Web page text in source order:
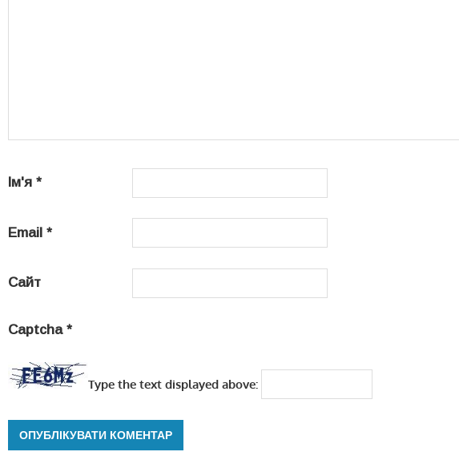
Ім'я *
Email *
Сайт
Captcha *
Type the text displayed above: